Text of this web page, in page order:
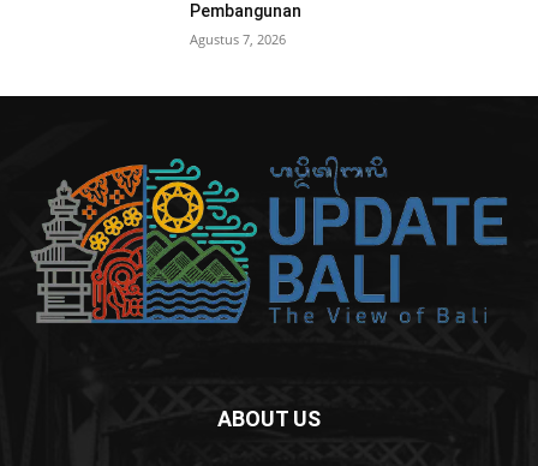
Pembangunan
Agustus 7, 2026
ABOUT US